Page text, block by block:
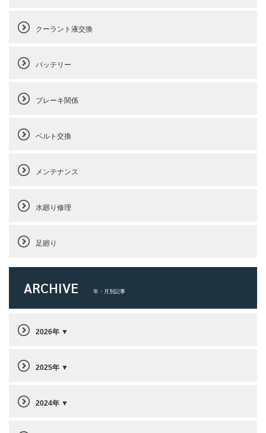
クーラント液交換
バッテリー
ブレーキ関係
ベルト交換
メンテナンス
水廻り修理
足廻り
ARCHIVE 年・月別記事
2026年
2025年
2024年